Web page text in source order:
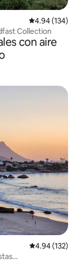
Calificación
4.94 (134)
Collection
con aire
Calificación
4.94 (132)